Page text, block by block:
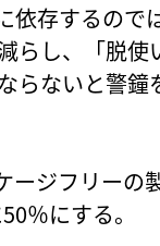
依存するの
らし、「脱
らないと警
ジフリーの
％にする。